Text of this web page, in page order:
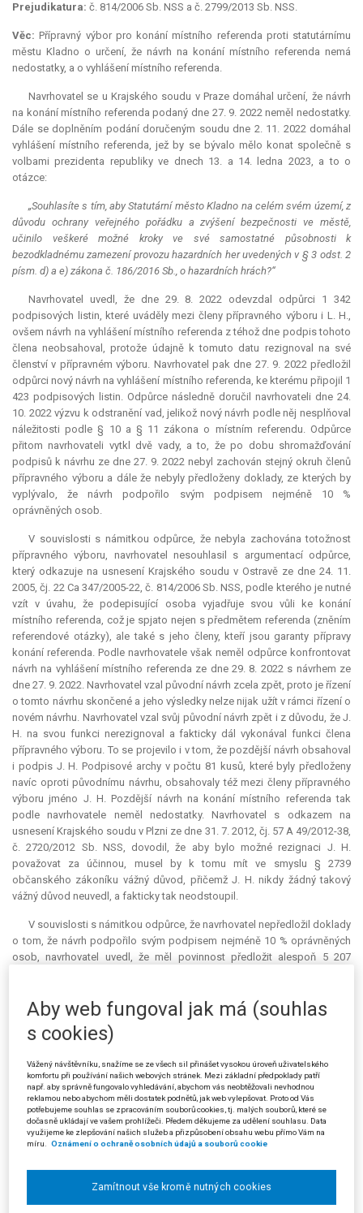
Prejudikatura: č. 814/2006 Sb. NSS a č. 2799/2013 Sb. NSS.
Věc:Přípravný výbor pro konání místního referenda proti statutárnímu
městu Kladno o určení, že návrh na konání místního referenda nemá
nedostatky, a o vyhlášení místního referenda.
Navrhovatel se u Krajského soudu v Praze domáhal určení, že návrh
na konání místního referenda podaný dne 27. 9. 2022 neměl nedostatky.
Dále se doplněním podání doručeným soudu dne 2. 11. 2022 domáhal
vyhlášení místního referenda, jež by se bývalo mělo konat společně s
volbami prezidenta republiky ve dnech 13. a 14. ledna 2023, a to o
otázce:
„Souhlasíte s tím, aby Statutární město Kladno na celém svém území, z
důvodu ochrany veřejného pořádku a zvýšení bezpečnosti ve městě,
učinilo veškeré možné kroky ve své samostatné působnosti k
bezodkladnému zamezení provozu hazardních her uvedených v § 3 odst. 2
písm. d) a e) zákona č. 186/2016 Sb., o hazardních hrách?“
Navrhovatel uvedl, že dne 29. 8. 2022 odevzdal odpůrci 1 342
podpisových listin, které uváděly mezi členy přípravného výboru i L. H.,
ovšem návrh na vyhlášení místního referenda z téhož dne podpis tohoto
člena neobsahoval, protože údajně k tomuto datu rezignoval na své
členství v přípravném výboru. Navrhovatel pak dne 27. 9. 2022 předložil
odpůrci nový návrh na vyhlášení místního referenda, ke kterému připojil 1
423 podpisových listin. Odpůrce následně doručil navrhovateli dne 24.
10. 2022 výzvu k odstranění vad, jelikož nový návrh podle něj nesplňoval
náležitosti podle § 10 a § 11 zákona o místním referendu. Odpůrce
přitom navrhovateli vytkl dvě vady, a to, že po dobu shromažďování
podpisů k návrhu ze dne 27. 9. 2022 nebyl zachován stejný okruh členů
přípravného výboru a dále že nebyly předloženy doklady, ze kterých by
vyplývalo, že návrh podpořilo svým podpisem nejméně 10 %
oprávněných osob.
V souvislosti s námitkou odpůrce, že nebyla zachována totožnost
přípravného výboru, navrhovatel nesouhlasil s argumentací odpůrce,
který odkazuje na usnesení Krajského soudu v Ostravě ze dne 24. 11.
2005, čj. 22 Ca 347/2005-22, č. 814/2006 Sb. NSS, podle kterého je nutné
vzít v úvahu, že podepisující osoba vyjadřuje svou vůli ke konání
místního referenda, což je spjato nejen s předmětem referenda (zněním
referendové otázky), ale také s jeho členy, kteří jsou garanty přípravy
konání referenda. Podle navrhovatele však neměl odpůrce konfrontovat
návrh na vyhlášení místního referenda ze dne 29. 8. 2022 s návrhem ze
dne 27. 9. 2022. Navrhovatel vzal původní návrh zcela zpět, proto je řízení
o tomto návrhu skončené a jeho výsledky nelze nijak užít v rámci řízení o
novém návrhu. Navrhovatel vzal svůj původní návrh zpět i z důvodu, že J.
H. na svou funkci nerezignoval a fakticky dál vykonával funkci člena
přípravného výboru. To se projevilo i v tom, že pozdější návrh obsahoval
i podpis J. H. Podpisové archy v počtu 81 kusů, které byly předloženy
navíc oproti původnímu návrhu, obsahovaly též mezi členy přípravného
výboru jméno J. H. Pozdější návrh na konání místního referenda tak
podle navrhovatele neměl nedostatky. Navrhovatel s odkazem na
usnesení Krajského soudu v Plzni ze dne 31. 7. 2012, čj. 57 A 49/2012-38,
č. 2720/2012 Sb. NSS, dovodil, že aby bylo možné rezignaci J. H.
považovat za účinnou, musel by k tomu mít ve smyslu § 2739
občanského zákoníku vážný důvod, přičemž J. H. nikdy žádný takový
vážný důvod neuvedl, a fakticky tak neodstoupil.
V souvislosti s námitkou odpůrce, že navrhovatel nepředložil doklady
o tom, že návrh podpořilo svým podpisem nejméně 10 % oprávněných
osob, navrhovatel uvedl, že měl povinnost předložit alespoň 5 207
oprávněných osob, které byly následně ověřovány odpůrcem. Odpůrce
vyhodnotil, že celkově chybných (neuznatelných) podpisů bylo 1 004, a
navrhovateli tak uznal toliko 5 155 podpisů oprávněných osob. Z
navrhovatel rozporoval. Podle navrhovatele nebyl odpůrce oprávněn
vyškrtnout v případě duplicity oba podpisy, ale měl alespoň jeden uznat.
Podle něj mělo být uznáno ještě 186 podpisů. Navrhovatel by tak
disponoval 5 341 podpisy, což by byl dostatečný počet splňující
podmínku 10 % podpisů oprávněných osob. Také odpůrci vytýkal, že
nepřihlédl k provedeným opravám v případech, ve kterých duplicity
vyškrtl již přímo navrhovatel.
Navrhovatel měl tedy za to, že jím podaný návrh na vyhlášení místního
Aby web fungoval jak má (souhlas
s cookies)
Vážený návštěvníku, snažíme se ze všech sil přinášet vysokou úroveň uživatelského
komfortu při používání našich webových stránek. Mezi základní předpoklady patří
např. aby správně fungovalo vyhledávání, abychom vás neobtěžovali nevhodnou
reklamou nebo abychom měli dostatek podnětů, jak web vylepšovat. Proto od Vás
potřebujeme souhlas se zpracováním souborů cookies, tj. malých souborů, které se
dočasně ukládají ve vašem prohlížeči. Předem děkujeme za udělení souhlasu. Data
využijeme ke zlepšování našich služeb a přizpůsobení obsahu webu přímo Vám na
míru. Oznámení o ochraně osobních údajů a souborů cookie
Zamítnout vše kromě nutných cookies